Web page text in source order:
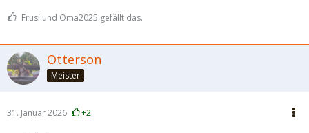
Frusi und Oma2025 gefällt das.
Otterson
Meister
31. Januar 2026 +2